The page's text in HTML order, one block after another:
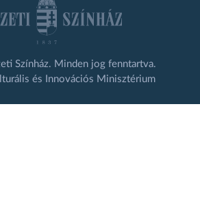
Színház. Minden jog fenntartva.
és Innovációs Minisztérium